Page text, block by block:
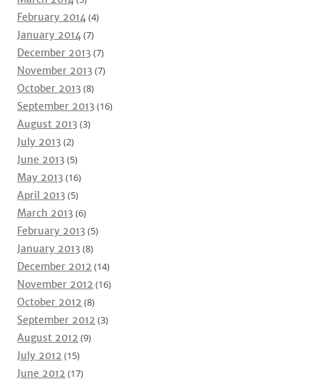
February 2014(4)
January 2014(7)
December 2013 (7)
November 2013 (7)
October 2013 (8)
September 2013 (16)
August 2013 (3)
July 2013 (2)
June 2013 (5)
May 2013 (16)
April 2013 (5)
March 2013 (6)
February 2013 (5)
January 2013 (8)
December 2012 (14)
November 2012 (16)
October 2012 (8)
September 2012 (3)
August 2012 (9)
July 2012 (15)
June 2012 (17)